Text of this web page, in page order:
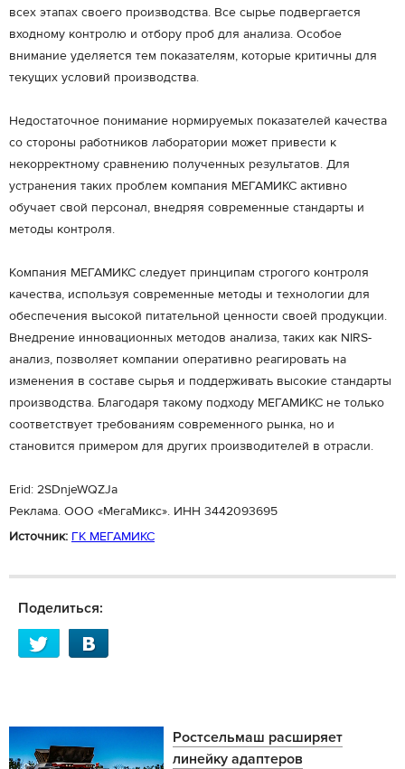
всех этапах своего производства. Все сырье подвергается
входному контролю и отбору проб для анализа. Особое
внимание уделяется тем показателям, которые критичны для
текущих условий производства.
Недостаточное понимание нормируемых показателей качества
со стороны работников лаборатории может привести к
некорректному сравнению полученных результатов. Для
устранения таких проблем компания МЕГАМИКС активно
обучает свой персонал, внедряя современные стандарты и
методы контроля.
Компания МЕГАМИКС следует принципам строгого контроля
качества, используя современные методы и технологии для
обеспечения высокой питательной ценности своей продукции.
Внедрение инновационных методов анализа, таких как NIRS-
анализ, позволяет компании оперативно реагировать на
изменения в составе сырья и поддерживать высокие стандарты
производства. Благодаря такому подходу МЕГАМИКС не только
соответствует требованиям современного рынка, но и
становится примером для других производителей в отрасли.
Erid: 2SDnjeWQZJa
Реклама. ООО «МегаМикс». ИНН 3442093695
Источник: ГК МЕГАМИКС
Поделиться:
Ростсельмаш расширяет
линейку адаптеров